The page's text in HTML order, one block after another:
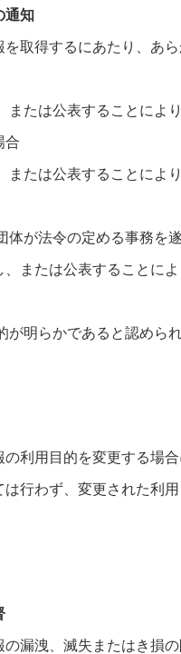
通知
取得するにあたり、あ
または公表することに
合
または公表することに
体が法令の定める事務
または公表することに
が明らかであると認めら
利用目的を変更する場
行わず、変更された利
漏洩、滅失またはき損